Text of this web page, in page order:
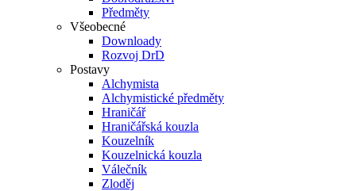
Předměty
Všeobecné
Downloady
Rozvoj DrD
Postavy
Alchymista
Alchymistické předměty
Hraničář
Hraničářská kouzla
Kouzelník
Kouzelnická kouzla
Válečník
Zloděj